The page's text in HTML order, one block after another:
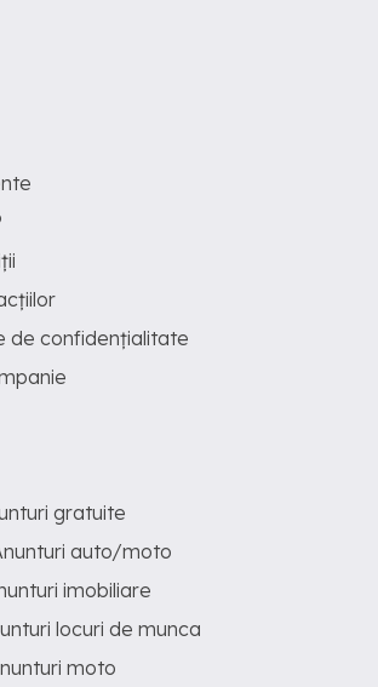
de confidențialitate
gratuite
auto/moto
imobiliare
locuri de munca
moto